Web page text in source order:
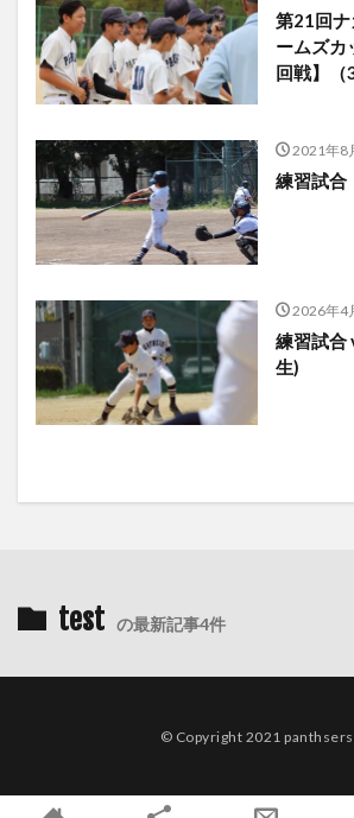
第21回ナ
ームズカ
回戦】（
2021年8
練習試
2026年4
練習試合
生)
test の最新記事4件
© Copyright 2021 panthsers